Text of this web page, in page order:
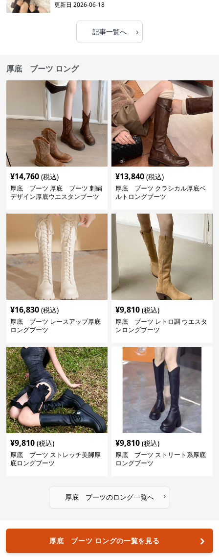
更新日2026-06-18
記事一覧へ ›
厚底 ブーツ ロング
¥14,760 (税込)
厚底 ブーツ 厚底 ブーツ 刺繍
デザイン厚底ウエスタンブーツ
¥13,840 (税込)
厚底 ブーツ クラシカル厚底ベ
ルトロングブーツ
¥16,830 (税込)
厚底 ブーツ レースアップ厚底
ロングブーツ
¥9,810 (税込)
厚底 ブーツ レトロ調 ウエスタ
ンロングブーツ
¥9,810 (税込)
厚底 ブーツ ストレッチ美脚厚
底ロングブーツ
¥9,810 (税込)
厚底 ブーツ ストリート系厚底
ロングブーツ
厚底 ブーツのロング一覧へ ›
厚底 ブーツ ロングの一覧を見る